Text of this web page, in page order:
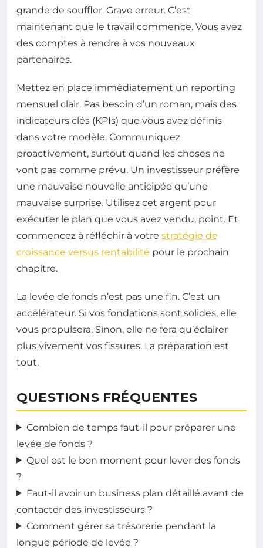
grande de souffler. Grave erreur. C’est
maintenant que le travail commence. Vous avez
des comptes à rendre à vos nouveaux
partenaires.
Mettez en place immédiatement un reporting
mensuel clair. Pas besoin d’un roman, mais des
indicateurs clés (KPIs) que vous avez définis
dans votre modèle. Communiquez
proactivement, surtout quand les choses ne
vont pas comme prévu. Un investisseur préfère
une mauvaise nouvelle anticipée qu’une
mauvaise surprise. Utilisez cet argent pour
exécuter le plan que vous avez vendu, point. Et
commencez à réfléchir à votre stratégie de
croissance versus rentabilité pour le prochain
chapitre.
La levée de fonds n’est pas une fin. C’est un
accélérateur. Si vos fondations sont solides, elle
vous propulsera. Sinon, elle ne fera qu’éclairer
plus vivement vos fissures. La préparation est
tout.
QUESTIONS FRÉQUENTES
Combien de temps faut-il pour préparer une
levée de fonds ?
Quel est le bon moment pour lever des fonds
?
Faut-il avoir un business plan détaillé avant de
contacter des investisseurs ?
Comment gérer sa trésorerie pendant la
longue période de levée ?